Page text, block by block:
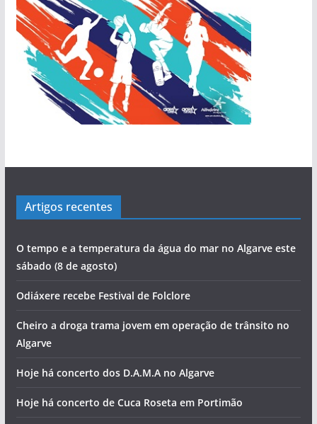
Artigos recentes
O tempo e a temperatura da água do mar no Algarve este
sábado (8 de agosto)
Odiáxere recebe Festival de Folclore
Cheiro a droga trama jovem em operação de trânsito no
Algarve
Hoje há concerto dos D.A.M.A no Algarve
Hoje há concerto de Cuca Roseta em Portimão